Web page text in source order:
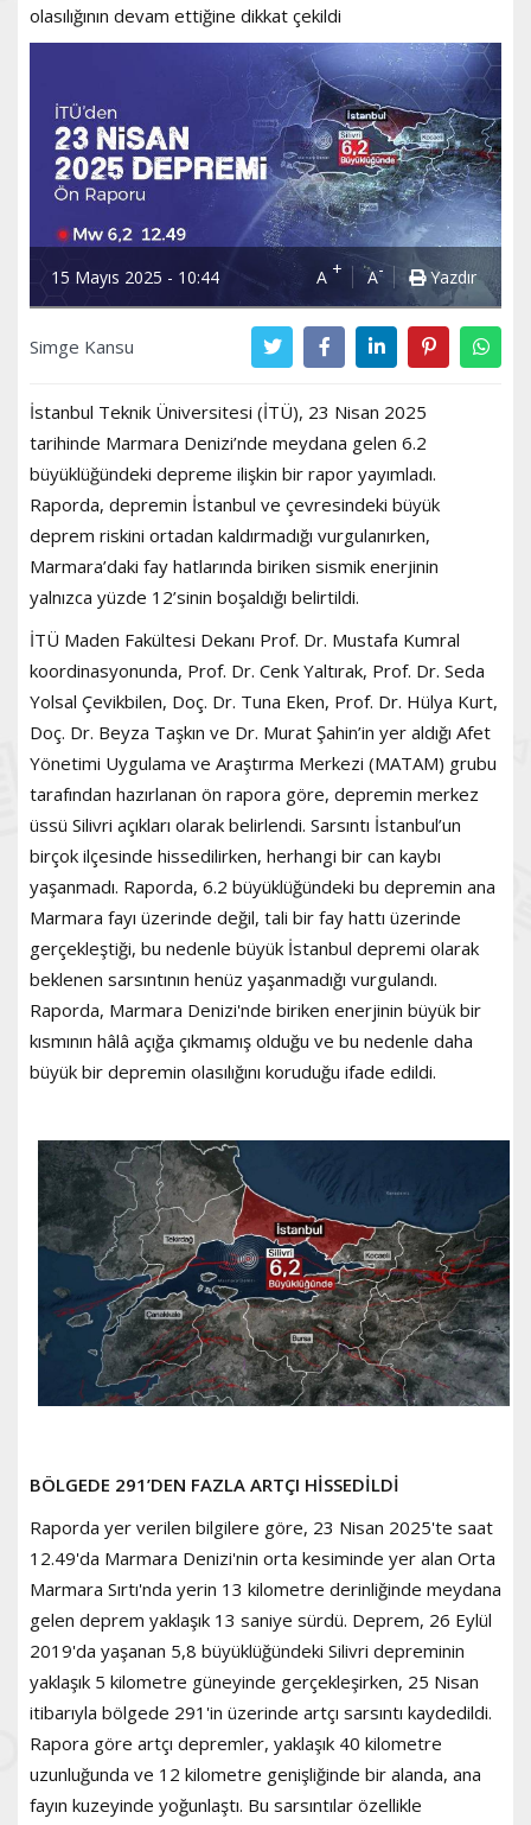
olasılığının devam ettiğine dikkat çekildi
15 Mayıs 2025 - 10:44 A + A- Yazdır
Simge Kansu
İstanbul Teknik Üniversitesi (İTÜ), 23 Nisan 2025
tarihinde Marmara Denizi’nde meydana gelen 6.2
büyüklüğündeki depreme ilişkin bir rapor yayımladı.
Raporda, depremin İstanbul ve çevresindeki büyük
deprem riskini ortadan kaldırmadığı vurgulanırken,
Marmara’daki fay hatlarında biriken sismik enerjinin
yalnızca yüzde 12’sinin boşaldığı belirtildi.
İTÜ Maden Fakültesi Dekanı Prof. Dr. Mustafa Kumral
koordinasyonunda, Prof. Dr. Cenk Yaltırak, Prof. Dr. Seda
Yolsal Çevikbilen, Doç. Dr. Tuna Eken, Prof. Dr. Hülya Kurt,
Doç. Dr. Beyza Taşkın ve Dr. Murat Şahin’in yer aldığı Afet
Yönetimi Uygulama ve Araştırma Merkezi (MATAM) grubu
tarafından hazırlanan ön rapora göre, depremin merkez
üssü Silivri açıkları olarak belirlendi. Sarsıntı İstanbul’un
birçok ilçesinde hissedilirken, herhangi bir can kaybı
yaşanmadı. Raporda, 6.2 büyüklüğündeki bu depremin ana
Marmara fayı üzerinde değil, tali bir fay hattı üzerinde
gerçekleştiği, bu nedenle büyük İstanbul depremi olarak
beklenen sarsıntının henüz yaşanmadığı vurgulandı.
Raporda, Marmara Denizi'nde biriken enerjinin büyük bir
kısmının hâlâ açığa çıkmamış olduğu ve bu nedenle daha
büyük bir depremin olasılığını koruduğu ifade edildi.
BÖLGEDE 291’DEN FAZLA ARTÇI HİSSEDİLDİ
Raporda yer verilen bilgilere göre, 23 Nisan 2025'te saat
12.49'da Marmara Denizi'nin orta kesiminde yer alan Orta
Marmara Sırtı'nda yerin 13 kilometre derinliğinde meydana
gelen deprem yaklaşık 13 saniye sürdü. Deprem, 26 Eylül
2019'da yaşanan 5,8 büyüklüğündeki Silivri depreminin
yaklaşık 5 kilometre güneyinde gerçekleşirken, 25 Nisan
itibarıyla bölgede 291'in üzerinde artçı sarsıntı kaydedildi.
Rapora göre artçı depremler, yaklaşık 40 kilometre
uzunluğunda ve 12 kilometre genişliğinde bir alanda, ana
fayın kuzeyinde yoğunlaştı. Bu sarsıntılar özellikle